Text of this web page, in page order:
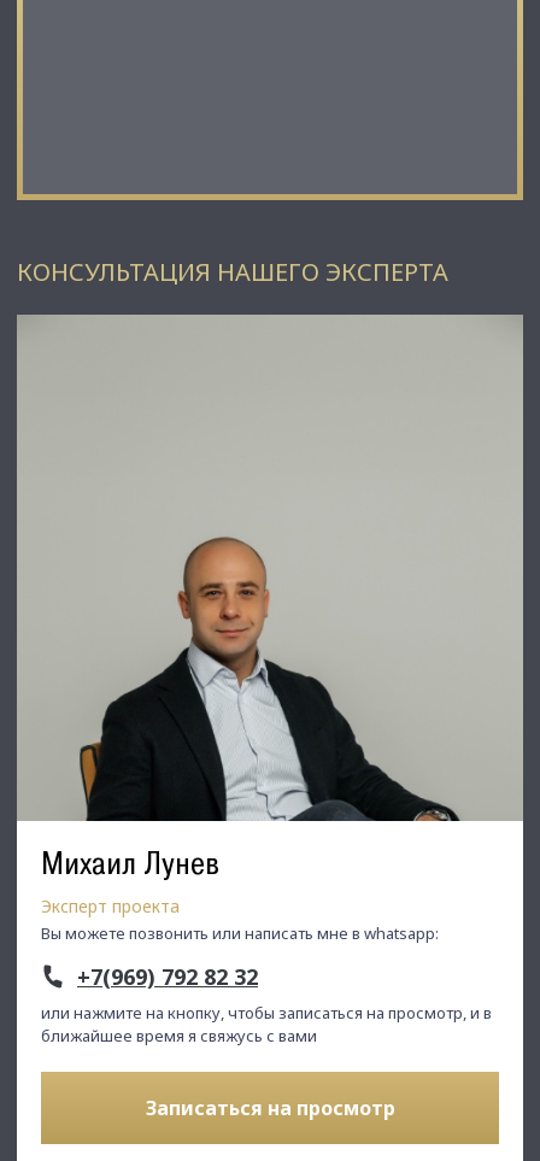
КОНСУЛЬТАЦИЯ НАШЕГО ЭКСПЕРТА
Михаил Лунев
Эксперт проекта
Вы можете позвонить или написать мне в whatsapp:
+7(969) 792 82 32
или нажмите на кнопку, чтобы записаться на просмотр, и в
ближайшее время я свяжусь с вами
Записаться на просмотр